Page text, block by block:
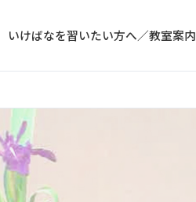
いけばなを習いたい方へ／教室案内